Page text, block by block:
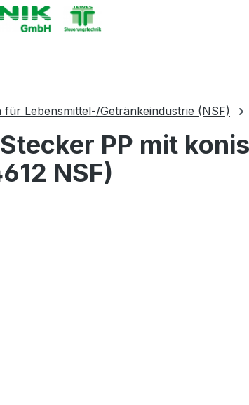
springen
für Lebensmittel-/Getränkeindustrie (NSF)
PP mit
NSF)